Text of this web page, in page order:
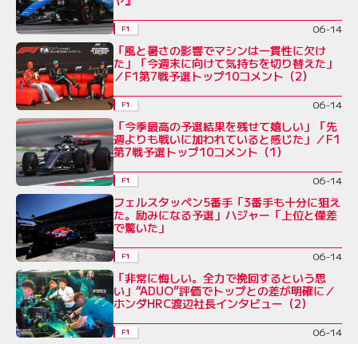
F1 06-14
「風と暑さの影響でマシンは一貫性に欠け
た」「今週末に向けて気持ちを切り替えた」
／F1第7戦予選トップ10コメント（2）
F1 06-14
「今季最高の予選結果を残せて嬉しい」「先
週よりも戦いに加われていると感じた」／F1
第7戦予選トップ10コメント（1）
F1 06-14
フェルスタッペン5番手「3番手も十分に狙え
た。励みになる予選」ハジャー「上位と僅差
で驚いた」
F1 06-14
「非常に悔しい。全力で挽回するという思
い」“ADUO”評価でトップとの差が明確に／
ホンダHRC渡辺社長インタビュー（2）
F1 06-14